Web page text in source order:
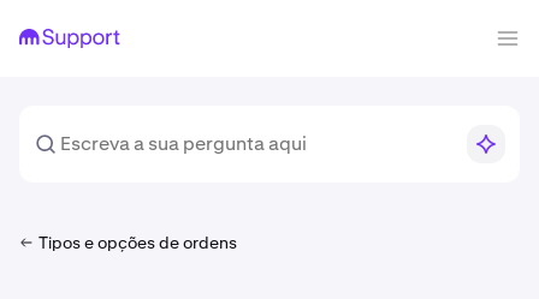
Tipos e opções de ordens